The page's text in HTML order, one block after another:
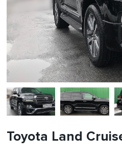
Toyota Land